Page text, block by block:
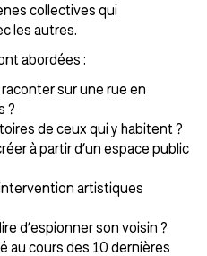
collectives qui
les autres.
abordées :
sur une rue en
?
de ceux qui y habitent ?
à partir d’un espace public
artistiques
d’espionner son voisin ?
au cours des 10 dernières